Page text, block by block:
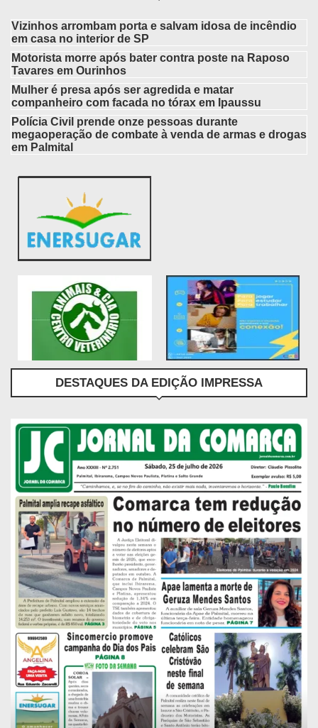
Vizinhos arrombam porta e salvam idosa de incêndio
em casa no interior de SP
Motorista morre após bater contra poste na Raposo
Tavares em Ourinhos
Mulher é presa após ser agredida e matar
companheiro com facada no tórax em Ipaussu
Polícia Civil prende onze pessoas durante
megaoperação de combate à venda de armas e drogas
em Palmital
DESTAQUES DA EDIÇÃO IMPRESSA